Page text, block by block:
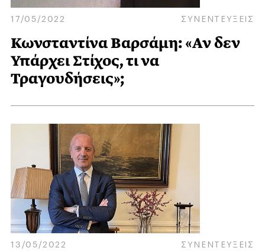
17/05/2022 ΣΥΝΕΝΤΕΥΞΕΙΣ
Κωνσταντίνα Βαρσάμη: «Αν δεν
Υπάρχει Στίχος, τι να
Τραγουδήσεις»;
13/05/2022 ΣΥΝΕΝΤΕΥΞΕΙΣ